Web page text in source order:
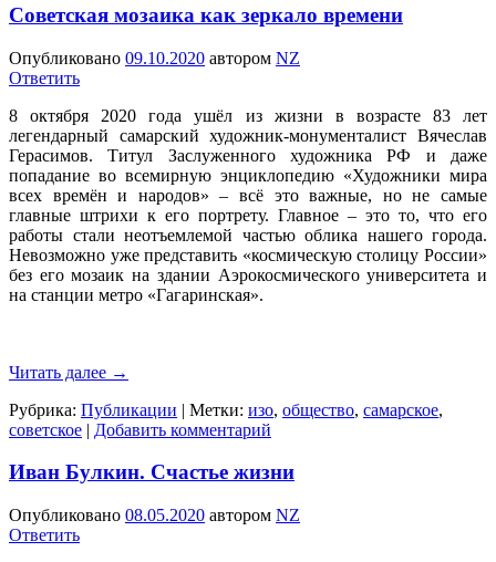
Советская мозаика как зеркало времени
Опубликовано 09.10.2020 автором NZ
Ответить
8 октября 2020 года ушёл из жизни в возрасте 83 лет
легендарный самарский художник-монументалист Вячеслав
Герасимов. Титул Заслуженного художника РФ и даже
попадание во всемирную энциклопедию «Художники мира
всех времён и народов» – всё это важные, но не самые
главные штрихи к его портрету. Главное – это то, что его
работы стали неотъемлемой частью облика нашего города.
Невозможно уже представить «космическую столицу России»
без его мозаик на здании Аэрокосмического университета и
на станции метро «Гагаринская».
Читать далее →
Рубрика: Публикации | Метки: изо, общество, самарское,
советское | Добавить комментарий
Иван Булкин. Счастье жизни
Опубликовано 08.05.2020 автором NZ
Ответить